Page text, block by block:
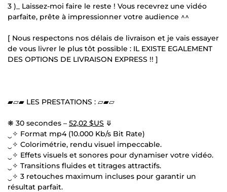
3 )_ Laissez-moi faire le reste ! Vous recevrez une vidéo
parfaite, prête à impressionner votre audience ^^
[ Nous respectons nos délais de livraison et je vais essayer
de vous livrer le plus tôt possible : IL EXISTE EGALEMENT
DES OPTIONS DE LIVRAISON EXPRESS !! ]
▰▱▰ LES PRESTATIONS : ▱▰▱
❋ 30 secondes – 52,02 $US ⤋
‿✧ Format mp4 (10.000 Kb/s Bit Rate)
‿✧ Colorimétrie, rendu visuel impeccable.
‿✧ Effets visuels et sonores pour dynamiser votre vidéo.
‿✧ Transitions fluides et titrages attractifs.
‿✧ 3 retouches maximum incluses pour garantir un
résultat parfait.